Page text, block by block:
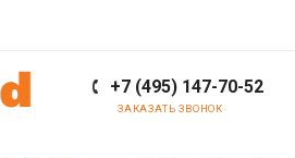
+7 (495) 147-70-52
ЗАКАЗАТЬ ЗВОНОК